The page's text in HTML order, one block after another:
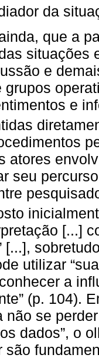
da
que a
situações
e
grupos
e
atores
seu
[...]
[...],
utilizar
a
(p. 104).
não se
dados”, o
são